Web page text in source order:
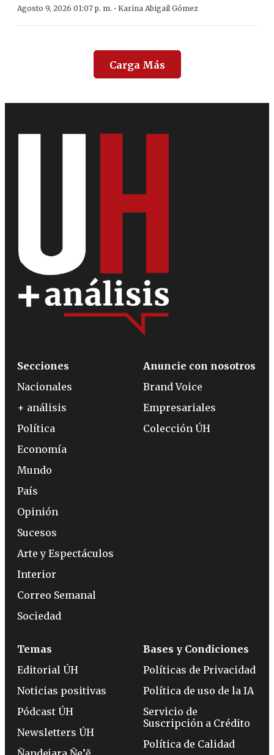
Agosto 9, 2026 01:07 p. m. · Karina Abigail Gómez
Carga Más
Secciones
Nacionales
+ análisis
Política
Economía
Mundo
País
Opinión
Sucesos
Arte y Espectáculos
Interior
Correo Semanal
Sociedad
Anuncie con nosotros
Brand Voice
Empresariales
Colección ÚH
Temas
Editorial ÚH
Noticias positivas
Pódcast ÚH
Newsletters ÚH
Bases y Condiciones
Políticas de Privacidad
Política de uso de la IA
Servicio de
Suscripción a Crédito
Política de Calidad